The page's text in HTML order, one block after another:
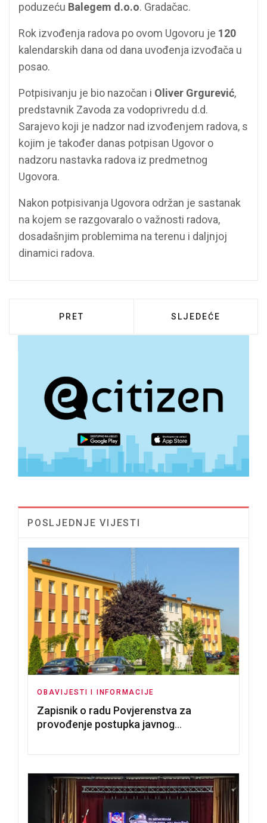
poduzeću Balegem d.o.o. Gradačac.
Rok izvođenja radova po ovom Ugovoru je 120
kalendarskih dana od dana uvođenja izvođača u
posao.
Potpisivanju je bio nazočan i Oliver Grgurević,
predstavnik Zavoda za vodoprivredu d.d.
Sarajevo koji je nadzor nad izvođenjem radova, s
kojim je također danas potpisan Ugovor o
nadzoru nastavka radova iz predmetnog
Ugovora.
Nakon potpisivanja Ugovora održan je sastanak
na kojem se razgovaralo o važnosti radova,
dosadašnjim problemima na terenu i daljnjoj
dinamici radova.
PRETHODNI ČLANAK: SASTANAK S
PRET SLJEDEĆI
SLJEDEĆE
POSLJEDNJE VIJESTI
OBAVIJESTI I INFORMACIJE
Zapisnik o radu Povjerenstva za
provođenje postupka javnog